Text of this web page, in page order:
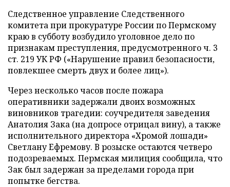
Следственное управление Следственного
комитета при прокуратуре России по Пермскому
краю в субботу возбудило уголовное дело по
признакам преступления, предусмотренного ч. 3
ст. 219 УК РФ («Нарушение правил безопасности,
повлекшее смерть двух и более лиц»).
Через несколько часов после пожара
оперативники задержали двоих возможных
виновников трагедии: соучредителя заведения
Анатолия Зака (на допросе отрицал вину), а также
исполнительного директора «Хромой лошади»
Светлану Ефремову. В розыске остаются четверо
подозреваемых. Пермская милиция сообщила, что
Зак был задержан за пределами города при
попытке бегства.